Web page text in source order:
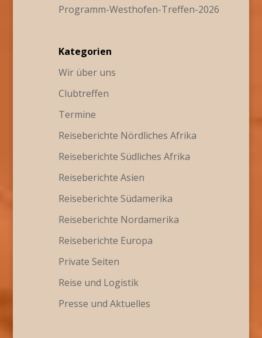
Programm-Westhofen-Treffen-2026
Kategorien
Wir über uns
Clubtreffen
Termine
Reiseberichte Nördliches Afrika
Reiseberichte Südliches Afrika
Reiseberichte Asien
Reiseberichte Südamerika
Reiseberichte Nordamerika
Reiseberichte Europa
Private Seiten
Reise und Logistik
Presse und Aktuelles